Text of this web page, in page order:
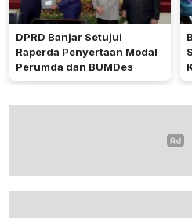
DPRD Banjar Setujui
Raperda Penyertaan Modal
Perumda dan BUMDes